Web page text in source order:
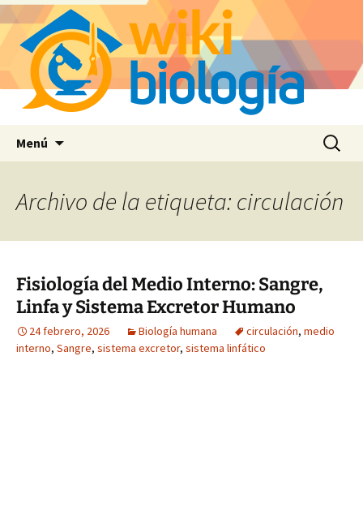
Menú Buscar:
Archivo de la etiqueta: circulación
Fisiología del Medio Interno: Sangre,
Linfa y Sistema Excretor Humano
24 febrero, 2026 Biología humana circulación, medio
interno, Sangre, sistema excretor, sistema linfático